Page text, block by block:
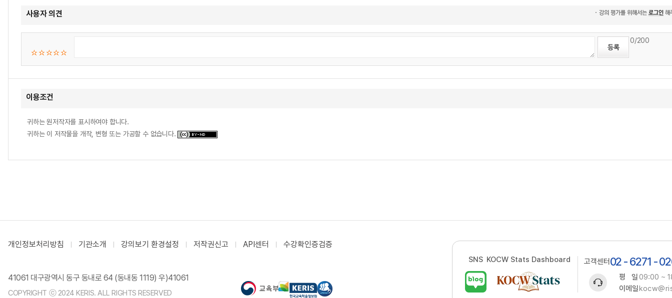
사용자 의견
0/200
이용조건
귀하는 원저작자를 표시하여야 합니다.
귀하는 이 저작물을 개작, 변형 또는 가공할 수 없습니다.
개인정보처리방침 기관소개 강의보기 환경설정 저작권신고 API센터 수강확인증검증
41061 대구광역시 동구 동내로 64 (동내동 1119) 우)41061
COPYRIGHT ⓒ 2024 KERIS. ALL RIGHTS RESERVED
SNS KOCW Stats Dashboard 고객센터 02 - 6271 -
평 일09:00 ~
이메일